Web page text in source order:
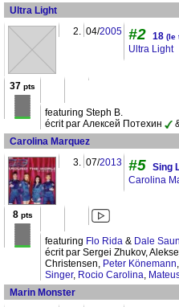
Ultra Light
2. 04/2005 #2 18 (le
Ultra Light
37 pts
featuring Steph B.
écrit par Алексей Потехин
Carolina Marquez
3. 07/2013 #5 Sing
Carolina
8pts
featuring Flo Rida & Dale
écrit par Sergei Zhukov,
Christensen, Peter Könemann,
Singer, Rocio Carolina,
Marin Monster